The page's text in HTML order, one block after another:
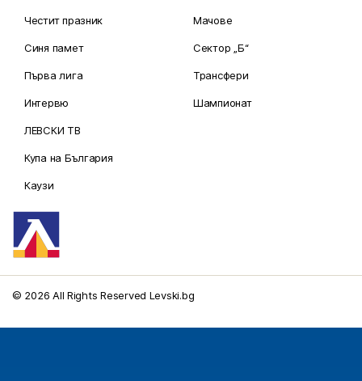
Честит празник
Синя памет
Първа лига
Интервю
ЛЕВСКИ ТВ
Купа на България
Каузи
Мачове
Сектор „Б“
Трансфери
Шампионат
© 2026 All Rights Reserved Levski.bg